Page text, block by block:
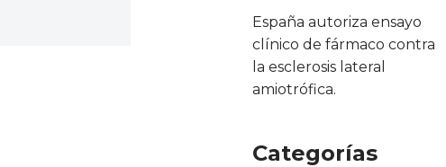
España autoriza ensayo
clínico de fármaco contra
la esclerosis lateral
amiotrófica.
Categorías